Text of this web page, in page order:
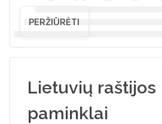
PERŽIŪRĖTI
Lietuvių raštijos
paminklai